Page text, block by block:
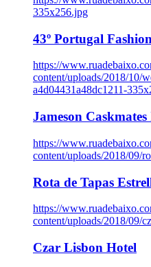
335x256.jpg
43º Portugal
https://
content/uploads/2018/10/
a4d04431a48dc1211-
Jameson
https://
content/uploads/2018/09/
Rota de Tapas
https://
content/uploads/2018/09/
Czar Lisbon Hotel